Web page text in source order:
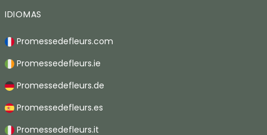
IDIOMAS
Promessedefleurs.com
Promessedefleurs.ie
Promessedefleurs.de
Promessedefleurs.es
Promessedefleurs.it